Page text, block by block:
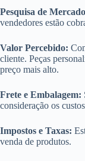
Pesquisa de
vendedores estão
Valor Percebido:
cliente. Peças
preço mais alto.
Frete e Embalagem:
consideração os
Impostos e Taxas:
venda de produtos.